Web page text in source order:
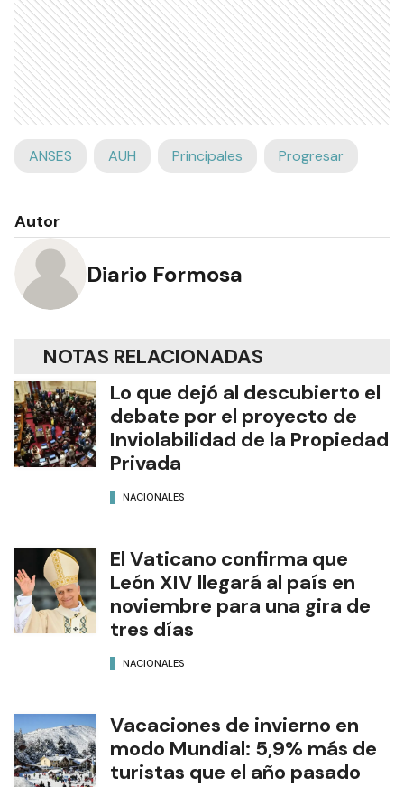
ANSES AUH Principales Progresar
Autor
Diario Formosa
NOTAS RELACIONADAS
Lo que dejó al descubierto el
debate por el proyecto de
Inviolabilidad de la Propiedad
Privada
NACIONALES
El Vaticano confirma que
León XIV llegará al país en
noviembre para una gira de
tres días
NACIONALES
Vacaciones de invierno en
modo Mundial: 5,9% más de
turistas que el año pasado